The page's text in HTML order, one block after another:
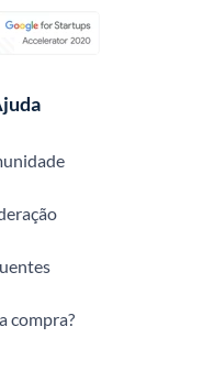
compra?